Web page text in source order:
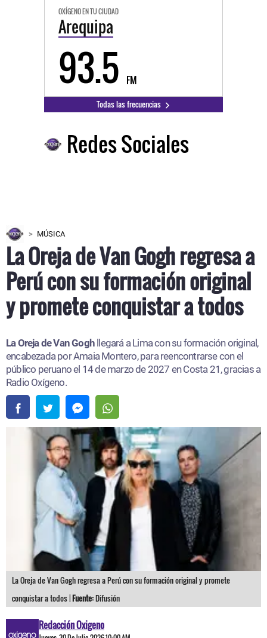
OXÍGENO EN TU CIUDAD
Arequipa
93.5 FM
Todas las frecuencias
Redes Sociales
MÚSICA
La Oreja de Van Gogh regresa a
Perú con su formación original
y promete conquistar a todos
La Oreja de Van Gogh llegará a Lima con su formación original,
encabezada por Amaia Montero, para reencontrarse con el
público peruano el 14 de marzo de 2027 en Costa 21, gracias a
Radio Oxígeno.
La Oreja de Van Gogh regresa a Perú con su formación original y promete
conquistar a todos |Fuente:Difusión
Redacción Oxigeno